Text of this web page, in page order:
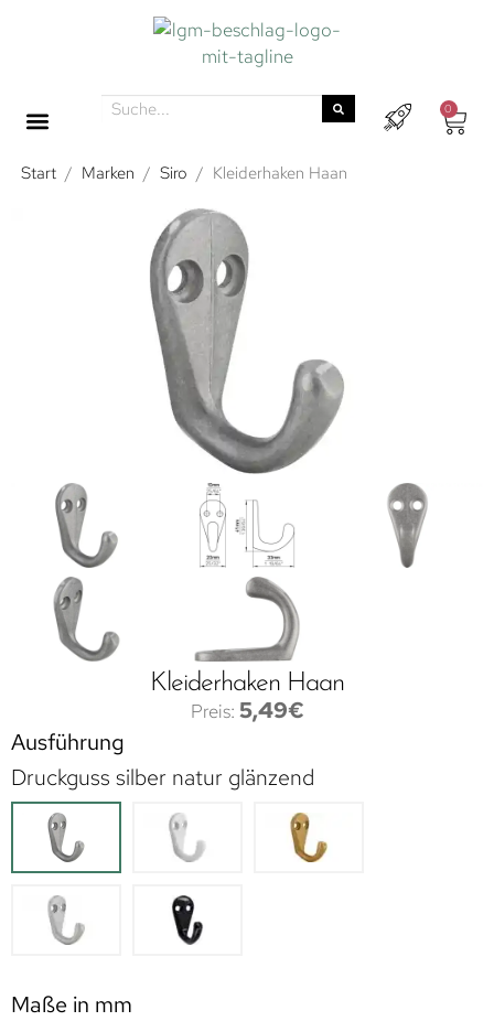
0
Start / Marken / Siro / Kleiderhaken Haan
Kleiderhaken Haan
5,49€
Ausführung
Druckguss silber natur glänzend
Maße in mm